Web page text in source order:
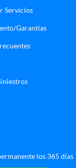
Servicios
Garantías
los 365 días